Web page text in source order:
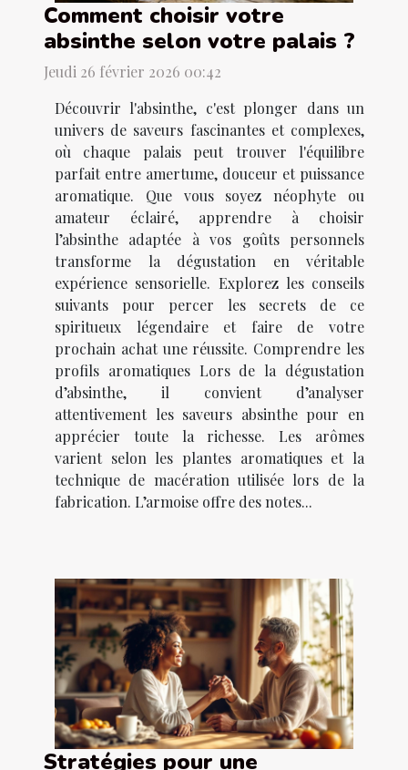
Comment choisir votre
absinthe selon votre palais ?
Jeudi 26 février 2026 00:42
Découvrir l'absinthe, c'est plonger dans un
univers de saveurs fascinantes et complexes,
où chaque palais peut trouver l'équilibre
parfait entre amertume, douceur et puissance
aromatique. Que vous soyez néophyte ou
amateur éclairé, apprendre à choisir
l’absinthe adaptée à vos goûts personnels
transforme la dégustation en véritable
expérience sensorielle. Explorez les conseils
suivants pour percer les secrets de ce
spiritueux légendaire et faire de votre
prochain achat une réussite. Comprendre les
profils aromatiques Lors de la dégustation
d’absinthe, il convient d’analyser
attentivement les saveurs absinthe pour en
apprécier toute la richesse. Les arômes
varient selon les plantes aromatiques et la
technique de macération utilisée lors de la
fabrication. L’armoise offre des notes...
Stratégies pour une